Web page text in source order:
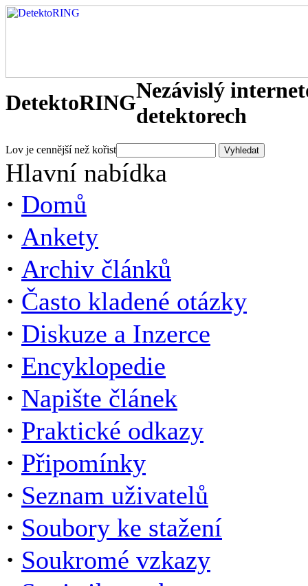
DetektoRINGNezávislý
detektorech
Lov je cennější než kořist
Hlavní nabídka
· Domů
· Ankety
· Archiv článků
· Často kladené otázky
· Diskuze a Inzerce
· Encyklopedie
· Napište článek
· Praktické odkazy
· Připomínky
· Seznam uživatelů
· Soubory ke stažení
· Soukromé vzkazy